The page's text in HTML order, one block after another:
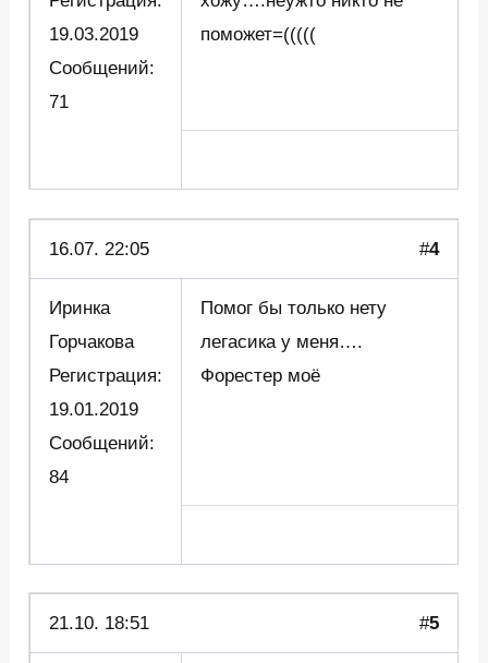
19.03.2019
Сообщений:
71
поможет=(((((
16.07. 22:05 #4
Иринка
Горчакова
Регистрация:
19.01.2019
Сообщений:
84
Помог бы только нету
легасика у меня….
Форестер моё
21.10. 18:51 #5